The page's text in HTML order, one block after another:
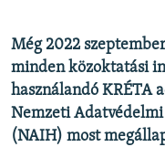
Valamennyi RFE/
Még 2022
minden közoktatási
használandó KRÉTA
Nemzeti Adatvédelmi
(NAIH) most